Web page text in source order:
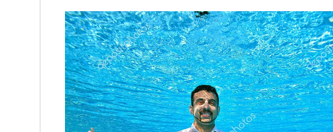
digital tertinggi di dunia.
Artikel Berkaitan:
Pesawat dilapor terhempas di Elmina Shah Alam
Shah Alam dilanda banjir kilat
[VIDEO] Kerajaan setuju tawar kredit e-tunai RM100
kepada rakyat
“Warga digital ialah golongan muda yang berumur